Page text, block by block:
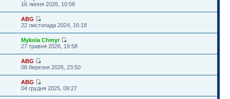
16 липня 2026, 10:58
ABG
22 листопада 2024, 16:18
Mykola Chmyr
27 травня 2026, 19:58
ABG
08 березня 2026, 23:50
ABG
04 грудня 2025, 09:27